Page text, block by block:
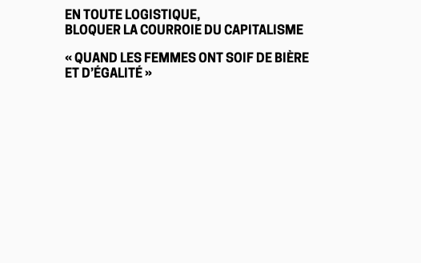
EN TOUTE LOGISTIQUE,
BLOQUER LA COURROIE DU CAPITALISME
« QUAND LES FEMMES ONT SOIF DE BIÈRE
ET D’ÉGALITÉ »